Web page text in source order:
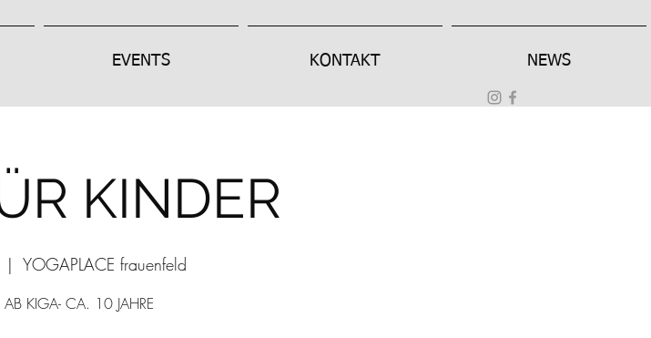
EVENTS KONTAKT NEWS
KINDER
|
YOGAPLACE frauenfeld
AB KIGA- CA. 10 JAHRE